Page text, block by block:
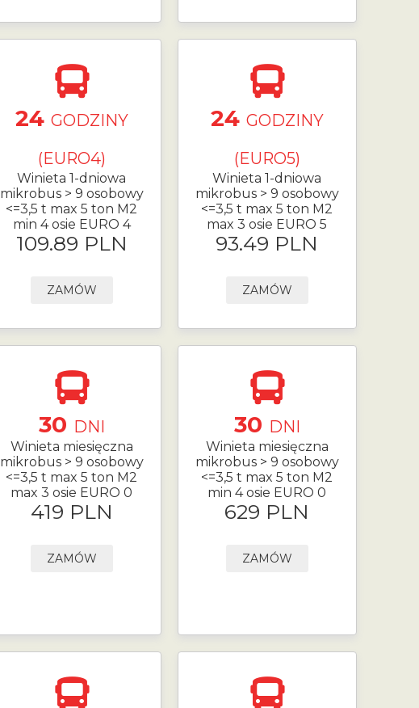
24 GODZINY
(EURO4)
Winieta 1-dniowa
mikrobus > 9 osobowy
<=3,5 t max 5 ton M2
min 4 osie EURO 4
109.89 PLN
ZAMÓW
24 GODZINY
(EURO5)
Winieta 1-dniowa
mikrobus > 9 osobowy
<=3,5 t max 5 ton M2
max 3 osie EURO 5
93.49 PLN
ZAMÓW
30 DNI
Winieta miesięczna
mikrobus > 9 osobowy
<=3,5 t max 5 ton M2
max 3 osie EURO 0
419 PLN
ZAMÓW
30 DNI
Winieta miesięczna
mikrobus > 9 osobowy
<=3,5 t max 5 ton M2
min 4 osie EURO 0
629 PLN
ZAMÓW